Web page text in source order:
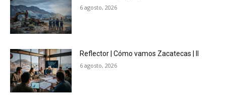
6 agosto, 2026
Reflector | Cómo vamos Zacatecas | II
6 agosto, 2026